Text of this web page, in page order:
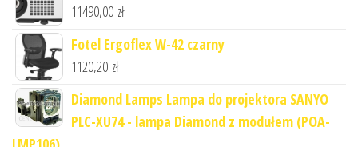
11490,00 zł
Fotel Ergoflex W-42 czarny
1120,20 zł
Diamond Lamps Lampa do projektora SANYO
PLC-XU74 - lampa Diamond z modułem (POA-